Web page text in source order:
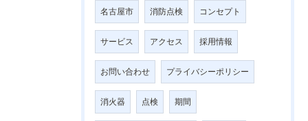
名古屋市 消防点検 コンセプト
サービス アクセス 採用情報
お問い合わせ プライバシーポリシー
消火器 点検 期間